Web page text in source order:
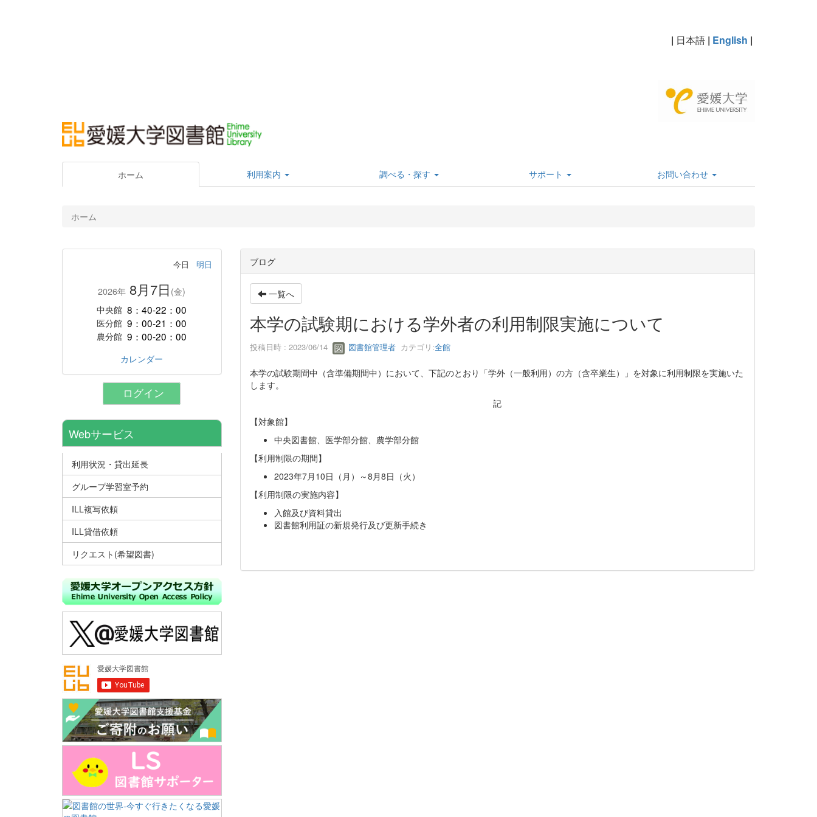
| 日本語 | English |
ホーム 利用案内 調べる・探す サポート お問い合わせ
ホーム
ブログ
一覧へ
本学の試験期における学外者の利用制限実施について
投稿日時 : 2023/06/14 図書館管理者カテゴリ:全館
本学の試験期間中（含準備期間中）において、下記のとおり「学外（一般利用）の方（含卒業生）」を対象に利用制限を実施いた
します。
記
【対象館】
中央図書館、医学部分館、農学部分館
【利用制限の期間】
2023年7月10日（月）～8月8日（火）
【利用制限の実施内容】
入館及び資料貸出
図書館利用証の新規発行及び更新手続き
今日 明日
2026年 8月7日 (金)
中央館 8：40-22：00
医分館 9：00-21：00
農分館 9：00-20：00
カレンダー
ログイン
Webサービス
利用状況・貸出延長
グループ学習室予約
ILL複写依頼
ILL貸借依頼
リクエスト(希望図書)